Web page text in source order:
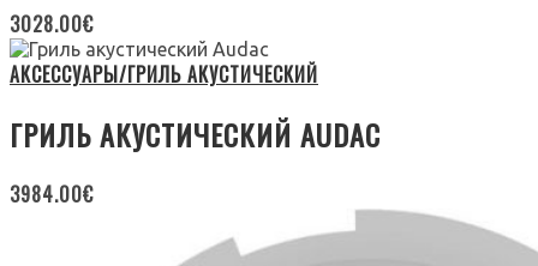
3028.00€
АКСЕССУАРЫ/ГРИЛЬ АКУСТИЧЕСКИЙ
ГРИЛЬ АКУСТИЧЕСКИЙ AUDAC
3984.00€